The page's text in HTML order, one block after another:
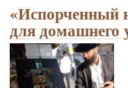
«Испорченный
для домашнего